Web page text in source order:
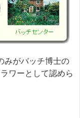
みがバッチ博士の
ワーとして認めら